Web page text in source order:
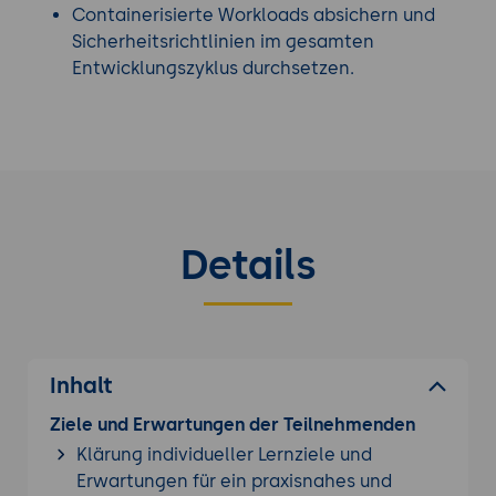
Containerisierte Workloads absichern und
Sicherheitsrichtlinien im gesamten
Entwicklungszyklus durchsetzen.
Details
Inhalt
Ziele und Erwartungen der Teilnehmenden
Klärung individueller Lernziele und
Erwartungen für ein praxisnahes und